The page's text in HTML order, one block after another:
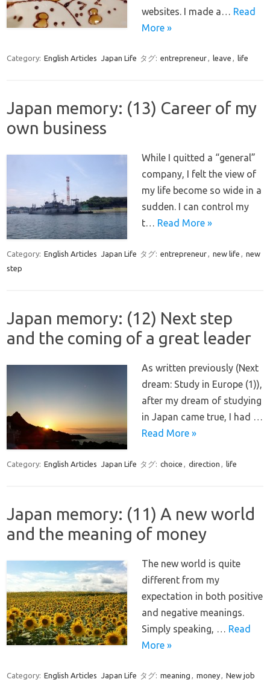
websites. I made a… Read
More »
Category: English Articles Japan Life タグ: entrepreneur, leave , life
Japan memory: (13) Career of my
own business
While I quitted a “general”
company, I felt the view of
my life become so wide in a
sudden. I can control my
t… Read More »
Category: English Articles Japan Life タグ: entrepreneur, new life , new
step
Japan memory: (12) Next step
and the coming of a great leader
As written previously (Next
dream: Study in Europe (1)),
after my dream of studying
in Japan came true, I had …
Read More »
Category: English Articles Japan Life タグ: choice , direction , life
Japan memory: (11) A new world
and the meaning of money
The new world is quite
different from my
expectation in both positive
and negative meanings.
Simply speaking, … Read
More »
Category: English Articles Japan Life タグ: meaning , money, New job